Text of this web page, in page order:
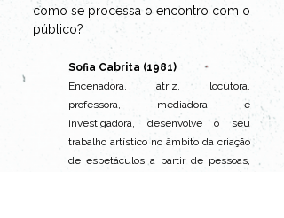
como se processa o encontro com o
público?
Sofia Cabrita (1981)
Encenadora, atriz, locutora,
professora, mediadora e
investigadora, desenvolve o seu
trabalho artístico no âmbito da criação
de espetáculos a partir de pessoas,